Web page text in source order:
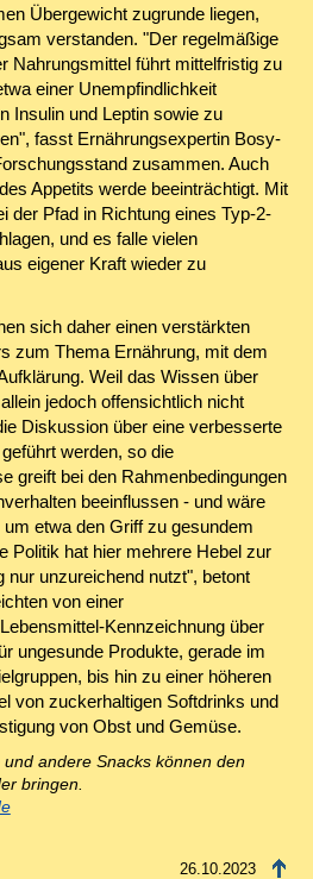
Übergewicht zugrunde liegen,
verstanden. "Der regelmäßige
Nahrungsmittel führt mittelfristig zu
einer Unempfindlichkeit
Insulin und Leptin sowie zu
fasst Ernährungsexpertin Bosy-
zusammen. Auch
Appetits werde beeinträchtigt. Mit
der Pfad in Richtung eines Typ-2-
und es falle vielen
eigener Kraft wieder zu
sich daher einen verstärkten
zum Thema Ernährung, mit dem
Weil das Wissen über
jedoch offensichtlich nicht
Diskussion über eine verbesserte
werden, so die
greift bei den Rahmenbedingungen
beeinflussen - und wäre
etwa den Griff zu gesundem
Politik hat hier mehrere Hebel zur
nur unzureichend nutzt", betont
von einer
Kennzeichnung über
ungesunde Produkte, gerade im
bis hin zu einer höheren
von zuckerhaltigen Softdrinks und
von Obst und Gemüse.
andere Snacks können den
bringen.
26.10.2023